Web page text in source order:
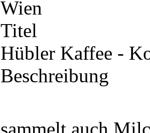
Wien
Titel
Hübler Kaffee -
Beschreibung